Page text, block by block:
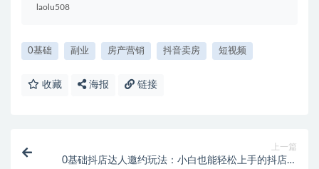
laolu508
0基础 副业 房产营销 抖音卖房 短视频
收藏 海报 链接
上一篇
0基础抖店达人邀约玩法：小白也能轻松上手的抖店达